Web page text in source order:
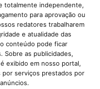
totalmente independente,
para aprovação ou
redatores trabalharem
e atualidade das
conteúdo pode ficar
Sobre as publicidades,
exibido em nosso portal,
por serviços prestados por